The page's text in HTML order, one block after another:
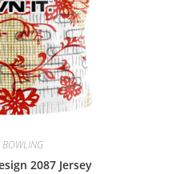
BOWLING
2087 Jersey